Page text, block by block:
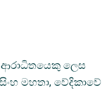
ආරාධිතයෙකු ලෙස
මහතා, වේදිකාවේ